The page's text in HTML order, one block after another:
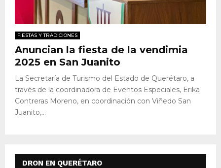
FIESTAS Y TRADICIONES
Anuncian la fiesta de la vendimia
2025 en San Juanito
La Secretaría de Turismo del Estado de Querétaro, a
través de la coordinadora de Eventos Especiales, Erika
Contreras Moreno, en coordinación con Viñedo San
Juanito,...
DRON EN QUERÉTARO